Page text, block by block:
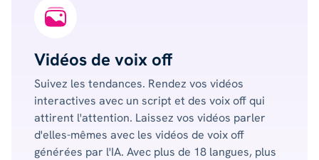
Vidéos de voix off
Suivez les tendances. Rendez vos vidéos
interactives avec un script et des voix off qui
attirent l'attention. Laissez vos vidéos parler
d'elles-mêmes avec les vidéos de voix off
générées par l'IA. Avec plus de 18 langues, plus